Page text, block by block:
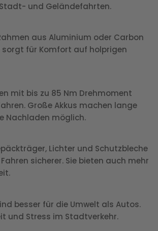
und Geländefahrten.
aus Aluminium oder Carbon
sorgt für Komfort auf holprigen
mit bis zu 85 Nm Drehmoment
Große Akkus machen lange
Nachladen möglich.
Lichter und Schutzbleche
sicherer. Sie bieten auch mehr
besser für die Umwelt als Autos.
und Stress im Stadtverkehr.